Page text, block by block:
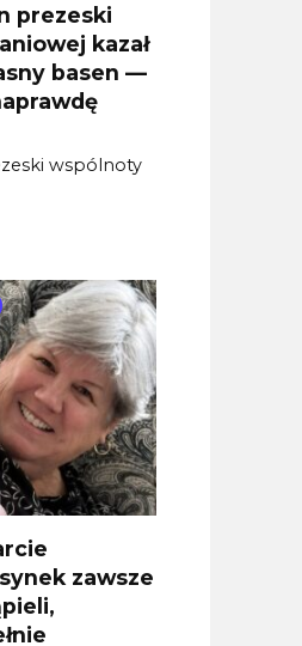
prezeski
kazał
basen —
wspólnoty
zawsze